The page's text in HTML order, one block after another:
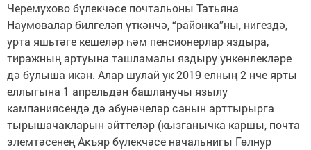
Черемухово бүлекчәсе почтальоны Татьяна
Наумовалар билгеләп үткәнчә, “районка”ны, нигездә,
урта яшьтәге кешеләр һәм пенсионерлар яздыра,
тиражның артуына ташламалы яздыру ункөнлекләре
дә булыша икән. Алар шулай ук 2019 елның 2 нче ярты
еллыгына 1 апрельдән башланучы язылу
кампаниясендә дә абунәчеләр санын арттырырга
тырышачакларын әйттеләр (кызганычка каршы, почта
элемтәсенең Акъяр бүлекчәсе начальнигы Гөлнур